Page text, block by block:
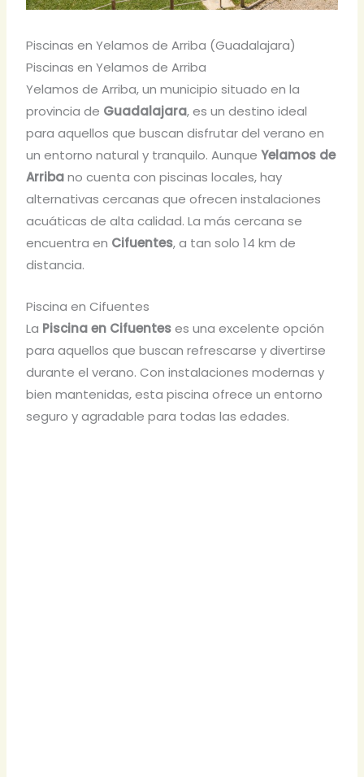
Piscinas en Yelamos de Arriba (Guadalajara)
Piscinas en Yelamos de Arriba
Yelamos de Arriba, un municipio situado en la
provincia de Guadalajara, es un destino ideal
para aquellos que buscan disfrutar del verano en
un entorno natural y tranquilo. AunqueYelamos de
Arribano cuenta con piscinas locales, hay
alternativas cercanas que ofrecen instalaciones
acuáticas de alta calidad. La más cercana se
encuentra en Cifuentes, a tan solo 14 km de
distancia.
Piscina en Cifuentes
La Piscina en Cifuenteses una excelente opción
para aquellos que buscan refrescarse y divertirse
durante el verano. Con instalaciones modernas y
bien mantenidas, esta piscina ofrece un entorno
seguro y agradable para todas las edades.